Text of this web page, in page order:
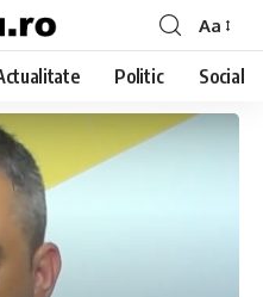
Aa
Politic Social